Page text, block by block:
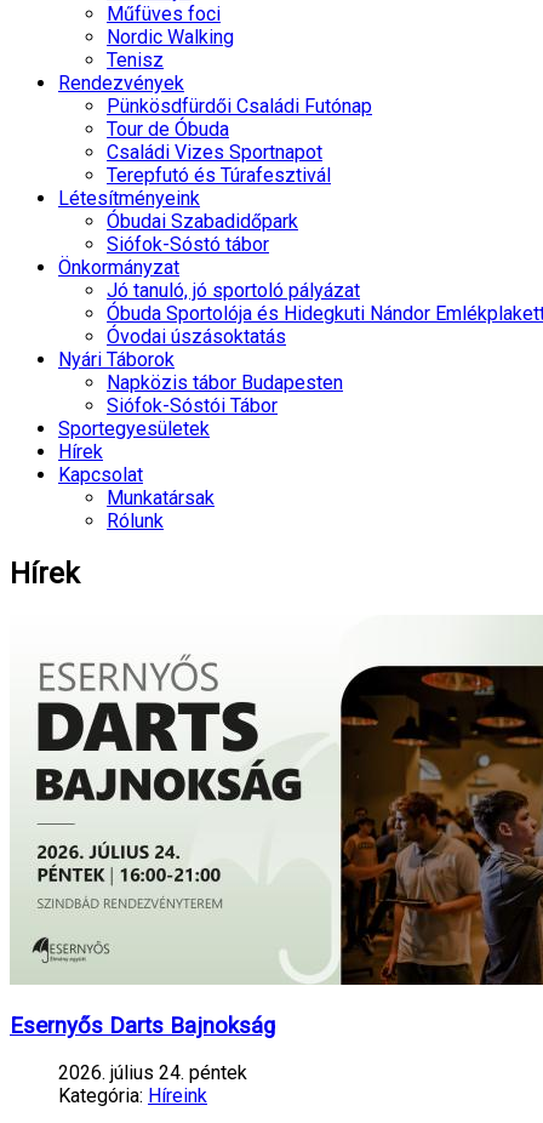
Műfüves foci
Nordic Walking
Tenisz
Rendezvények
Pünkösdfürdői Családi Futónap
Tour de Óbuda
Családi Vizes Sportnapot
Terepfutó és Túrafesztivál
Létesítményeink
Óbudai Szabadidőpark
Siófok-Sóstó tábor
Önkormányzat
Jó tanuló, jó sportoló pályázat
Óbuda Sportolója és Hidegkuti Nándor
Óvodai úszásoktatás
Nyári Táborok
Napközis tábor Budapesten
Siófok-Sóstói Tábor
Sportegyesületek
Hírek
Kapcsolat
Munkatársak
Rólunk
Hírek
Esernyős Darts Bajnokság
2026. július 24. péntek
Kategória: Híreink